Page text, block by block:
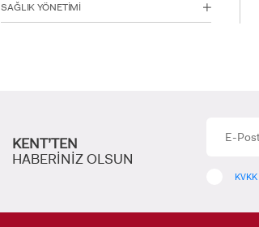
SAĞLIK YÖNETİMİ
KENT’TEN
HABERİNİZ OLSUN
KVKK